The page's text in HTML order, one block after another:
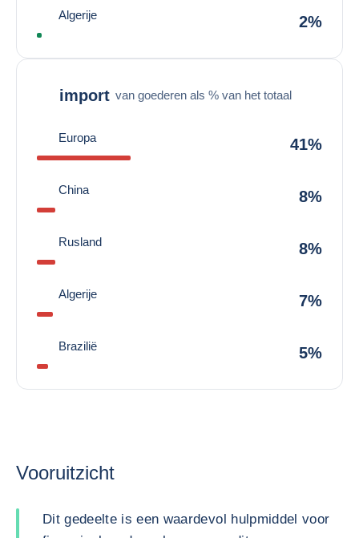
Algerije 2%
import van goederen als % van het totaal
Europa 41%
China 8%
Rusland 8%
Algerije 7%
Brazilië 5%
Vooruitzicht
Dit gedeelte is een waardevol hulpmiddel voor